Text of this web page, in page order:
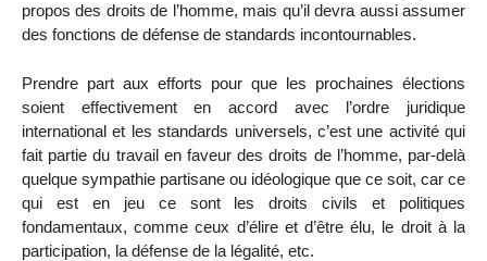
propos des droits de l’homme, mais qu’il devra aussi assumer
des fonctions de défense de standards incontournables.
Prendre part aux efforts pour que les prochaines élections
soient effectivement en accord avec l’ordre juridique
international et les standards universels, c’est une activité qui
fait partie du travail en faveur des droits de l’homme, par-delà
quelque sympathie partisane ou idéologique que ce soit, car ce
qui est en jeu ce sont les droits civils et politiques
fondamentaux, comme ceux d’élire et d’être élu, le droit à la
participation, la défense de la légalité, etc.